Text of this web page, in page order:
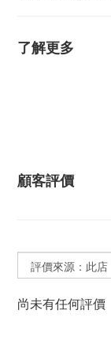
了解更多
顧客評價
尚未有任何評價